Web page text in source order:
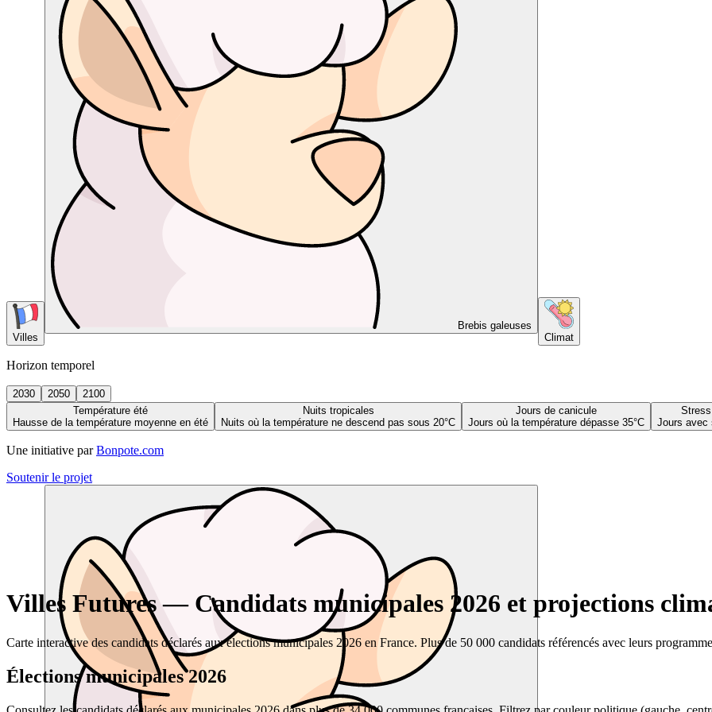
Villes
Brebis galeuses
Climat
Horizon temporel
2030 2050
2100
Température été
Hausse de la température moyenne en été
Nuits tropicales
Nuits où la température ne descend pas sous 20°C
Jours de canicule
Jours où la température dépasse 35°C
Jours avec
Une initiative par Bonpote.com
Soutenir le projet
Villes Futures — Candidats municipales 2026 et projections
Carte interactive des candidats déclarés aux élections municipales 2026 en France. Plus de 50 000 candidats référencés avec leurs
Élections municipales 2026